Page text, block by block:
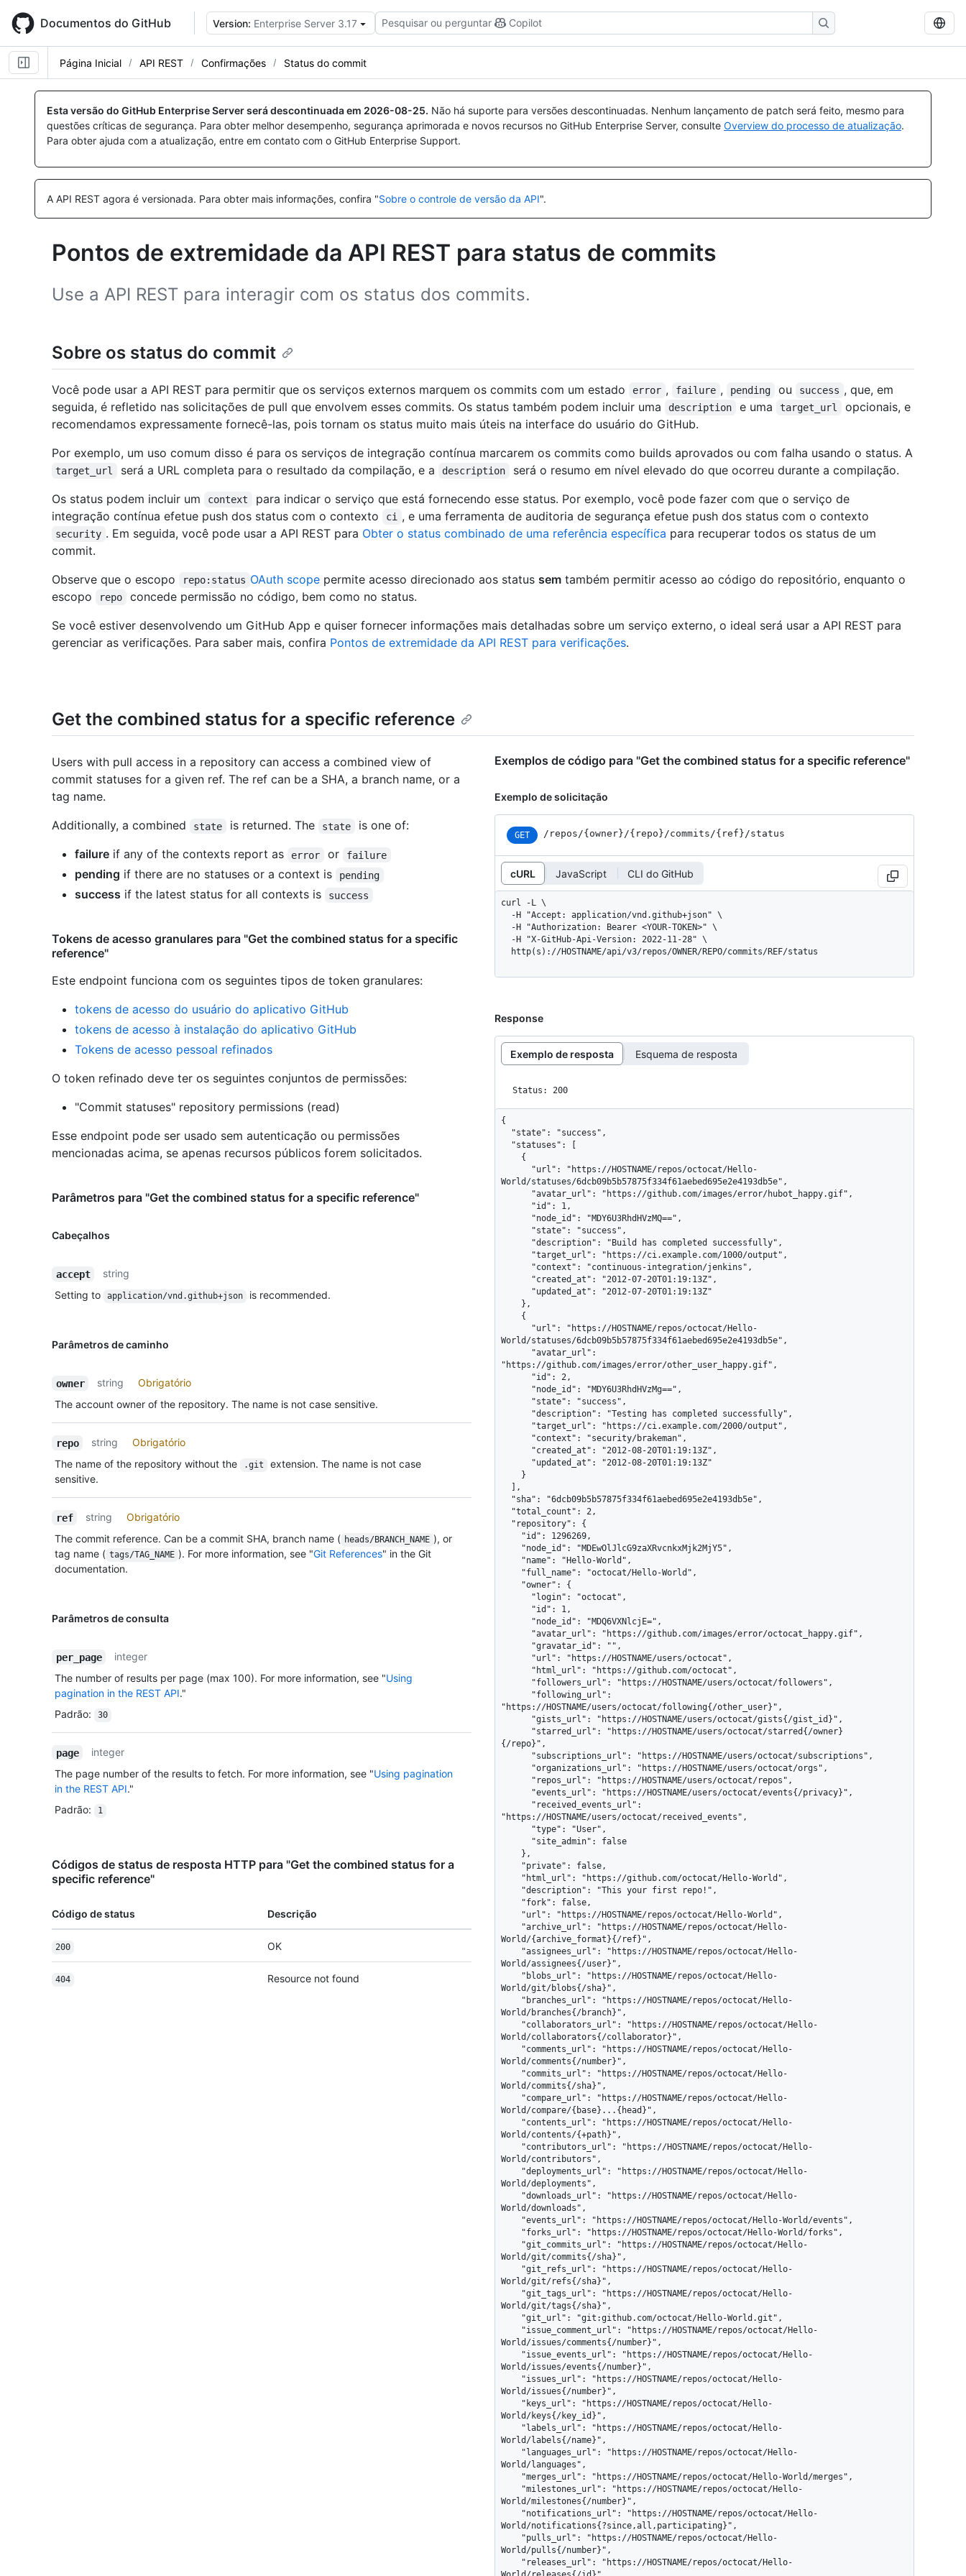
main
content
Documentos do GitHub Version: Enterprise Server 3.17 Pesquisar ou perguntar Copilot
Página Inicial API REST Confirmações Status do commit
Esta versão do GitHub Enterprise Server será descontinuada em 2026-08-25. Não há suporte para versões descontinuadas. Nenhum lançamento de patch será feito, mesmo para
questões críticas de segurança. Para obter melhor desempenho, segurança aprimorada e novos recursos no GitHub Enterprise Server, consulte Overview do processo de atualização.
Para obter ajuda com a atualização, entre em contato com o GitHub Enterprise Support.
A API REST agora é versionada. Para obter mais informações, confira "Sobre o controle de versão da API".
Pontos de extremidade da API REST para status de commits
Use a API REST para interagir com os status dos commits.
Sobre os status do commit
Você pode usar a API REST para permitir que os serviços externos marquem os commits com um estado error , failure , pending ou success , que, em
seguida, é refletido nas solicitações de pull que envolvem esses commits. Os status também podem incluir uma
description e uma target_url
opcionais, e
recomendamos expressamente fornecê-las, pois tornam os status muito mais úteis na interface do usuário do GitHub.
Por exemplo, um uso comum disso é para os serviços de integração contínua marcarem os commits como builds aprovados ou com falha usando o status. A
target_url será a URL completa para o resultado da compilação, e a description
será o resumo em nível elevado do que ocorreu durante a compilação.
Os status podem incluir um
context
para indicar o serviço que está fornecendo esse status. Por exemplo, você pode fazer com que o serviço de
integração contínua efetue push dos status com o contexto
ci , e uma ferramenta de auditoria de segurança efetue push dos status com o contexto
security . Em seguida, você pode usar a API REST para Obter o status combinado de uma referência específica para recuperar todos os status de um
commit.
Observe que o escopo
repo:status OAuth scopepermite acesso direcionado aos status semtambém permitir acesso ao código do repositório, enquanto o
escopo
repo
concede permissão no código, bem como no status.
Se você estiver desenvolvendo um GitHub App e quiser fornecer informações mais detalhadas sobre um serviço externo, o ideal será usar a API REST para
gerenciar as verificações. Para saber mais, confira Pontos de extremidade da API REST para verificações.
Get the combined status for a specific reference
Users with pull access in a repository can access a combined view of
commit statuses for a given ref. The ref can be a SHA, a branch name, or a
tag name.
Additionally, a combined
state is returned. The state
is one of:
failure if any of the contexts report as error or failure
pending if there are no statuses or a context is pending
success if the latest status for all contexts is success
Tokens de acesso granulares para "Get the combined status for a specific
reference"
Este endpoint funciona com os seguintes tipos de token granulares:
tokens de acesso do usuário do aplicativo GitHub
tokens de acesso à instalação do aplicativo GitHub
Tokens de acesso pessoal refinados
O token refinado deve ter os seguintes conjuntos de permissões:
"Commit statuses" repository permissions (read)
Esse endpoint pode ser usado sem autenticação ou permissões
mencionadas acima, se apenas recursos públicos forem solicitados.
Parâmetros para "Get the combined status for a specific reference"
Cabeçalhos
Nome,
Tipo,
Descrição
accept
string
Setting to
application/vnd.github+json is recommended.
Parâmetros de caminho
Nome,
Tipo,
Descrição
owner string
Obrigatório
The account owner of the repository. The name is not case sensitive.
repo string
Obrigatório
The name of the repository without the
.git
extension. The name is not case
sensitive.
ref string
Obrigatório
The commit reference. Can be a commit SHA, branch name ( heads/BRANCH_NAME ), or
tag name ( tags/TAG_NAME ). For more information, see "Git References" in the Git
documentation.
Parâmetros de consulta
Nome,
Tipo,
Descrição
per_page
integer
The number of results per page (max 100). For more information, see "Using
pagination in the REST API."
Padrão: 30
page
integer
The page number of the results to fetch. For more information, see "Using pagination
in the REST API."
Padrão: 1
Códigos de status de resposta HTTP para "Get the combined status for a
specific reference"
Código de status Descrição
200 OK
404 Resource not found
Exemplos de código para "Get the combined status for a specific reference"
Exemplo de solicitação
GET /repos/{owner}/{repo}/commits/{ref}/status
cURL JavaScript CLI do GitHub
curl -L \
  http(s)://HOSTNAME/api/v3/repos/OWNER/REPO/commits/REF/status
Response
Exemplo de resposta Esquema de resposta
Status: 200
{
World/statuses/6dcb09b5b57875f334f61aebed695e2e4193db5e",
World/statuses/6dcb09b5b57875f334f61aebed695e2e4193db5e",
"https://github.com/images/error/other_user_happy.gif",
"https://HOSTNAME/users/octocat/following{/other_user}",
{/repo}",
"https://HOSTNAME/users/octocat/received_events",
World/{archive_format}{/ref}",
World/assignees{/user}",
World/git/blobs{/sha}",
World/branches{/branch}",
World/collaborators{/collaborator}",
World/comments{/number}",
World/commits{/sha}",
World/compare/{base}...{head}",
World/contents/{+path}",
World/contributors",
World/deployments",
World/downloads",
World/git/commits{/sha}",
World/git/refs{/sha}",
World/git/tags{/sha}",
World/issues/comments{/number}",
World/issues/events{/number}",
World/issues{/number}",
World/keys{/key_id}",
World/labels{/name}",
World/languages",
World/milestones{/number}",
World/notifications{?since,all,participating}",
World/pulls{/number}",
Nome,
Tipo,
Descrição
Nome,
Tipo,
Descrição
Nome,
Tipo,
Descrição
Nome,
Tipo,
Descrição
Nome,
Tipo,
Descrição
Nome,
Tipo,
Descrição